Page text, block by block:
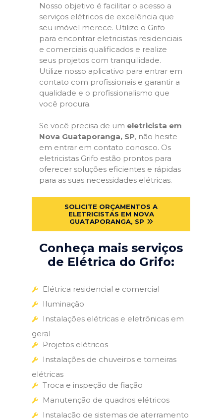
Nosso objetivo é facilitar o acesso a
serviços elétricos de excelência que
seu imóvel merece. Utilize o Grifo
para encontrar eletricistas residenciais
e comerciais qualificados e realize
seus projetos com tranquilidade.
Utilize nosso aplicativo para entrar em
contato com profissionais e garantir a
qualidade e o profissionalismo que
você procura.
Se você precisa de um eletricista em
Nova Guataporanga, SP, não hesite
em entrar em contato conosco. Os
eletricistas Grifo estão prontos para
oferecer soluções eficientes e rápidas
para as suas necessidades elétricas.
SOLICITE ORÇAMENTOS A
ELETRICISTAS EM NOVA
GUATAPORANGA, SP
Conheça mais serviços
de Elétrica do Grifo:
Elétrica residencial e comercial
Iluminação
Instalações elétricas e eletrônicas em
geral
Projetos elétricos
Instalações de chuveiros e torneiras
elétricas
Troca e inspeção de fiação
Manutenção de quadros elétricos
Instalação de sistemas de aterramento